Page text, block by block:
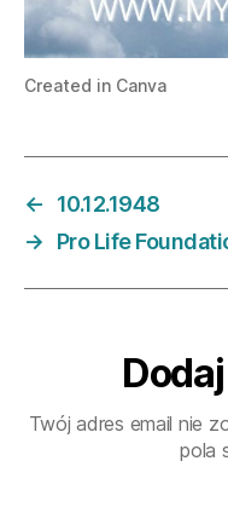
Created in Canva
←
10.12.1948
→
Pro Life
Twój adres email nie
pola